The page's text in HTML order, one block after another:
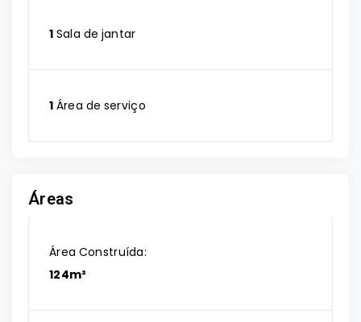
1 Sala de jantar
1 Área de serviço
Áreas
Área Construída:
124m²